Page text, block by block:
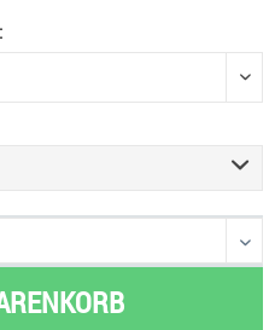
Elf Bar
6,90 €
Pack - 2ml
7,90 €
Pod2Go